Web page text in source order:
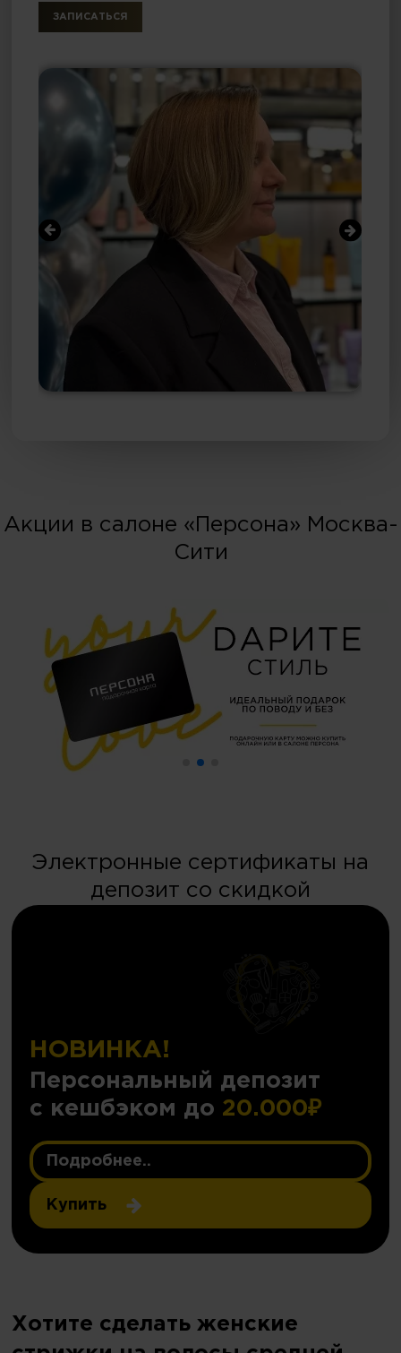
ЗАПИСАТЬСЯ
Акции в салоне «Персона» Москва-
Сити
Электронные сертификаты на
депозит со скидкой
НОВИНКА!
Персональный депозит
с кешбэком до 20.000₽
Подробнее..
Купить
Хотите сделать женские